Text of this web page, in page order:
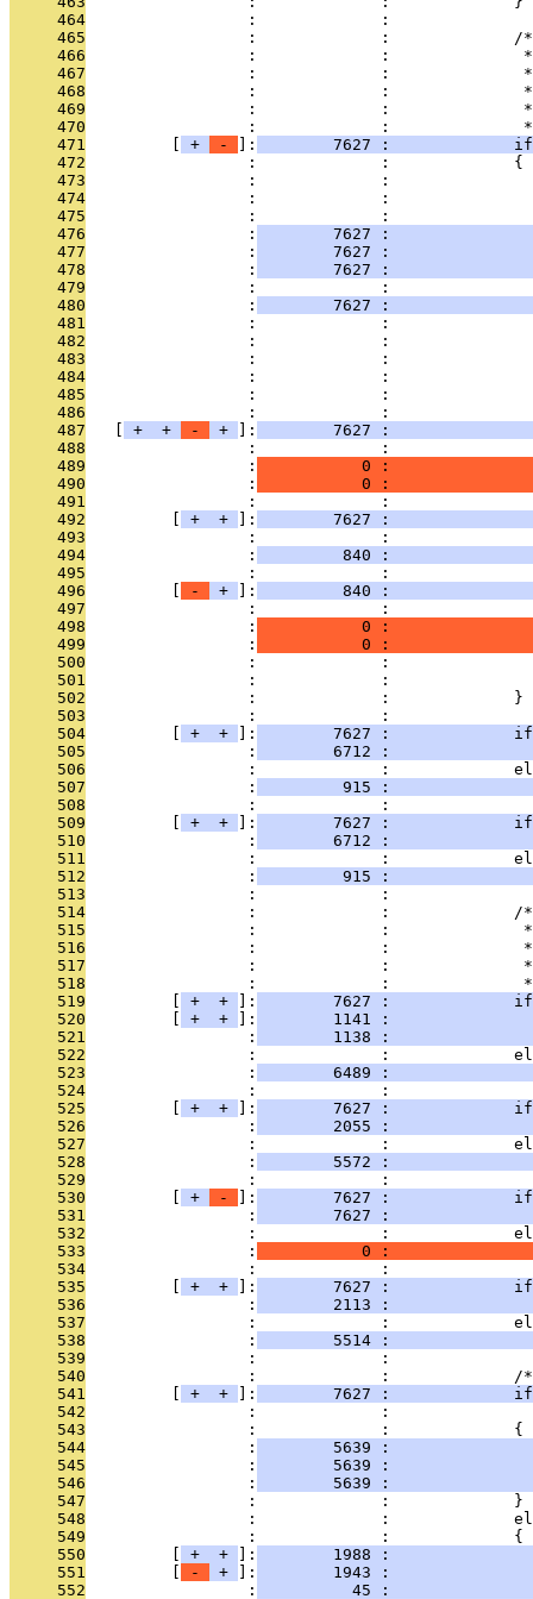
     464
                 :             :
     465
                 :             :             /*
     466
:             :
     467
:             :
     468
:             :
     469
:             :
     470
:             :
     471
+ - ]:
7627 :
     472
                 :             :             {
     473
:             :
     474
:             :
     475
                 :             :
     476
                 :
7627 :
     477
                 :
7627 :
     478
                 :
7627 :
     479
                 :             :
     480
                 :
7627 :
     481
                 :             :
     482
:             :
     483
:             :
     484
:             :
     485
:             :
     486
:             :
     487
+ + - + ]:
7627 :
     488
:             :
     489
                 :
0 :
     490
                 :
0 :
     491
:             :
     492
+ + ]:
7627 :
     493
:             :
     494
                 :
840 :
     495
                 :             :
     496
- + ]:
840 :
     497
:             :
     498
                 :
0 :
     499
                 :
0 :
     500
:             :
     501
:             :
     502
                 :             :             }
     503
                 :             :
     504
+ + ]:
7627 :
     505
                 :
6712 :
     506
:             :
     507
                 :
915 :
     508
                 :             :
     509
+ + ]:
7627 :
     510
                 :
6712 :
     511
:             :
     512
                 :
915 :
     513
                 :             :
     514
                 :             :             /*
     515
:             :
     516
:             :
     517
:             :
     518
:             :
     519
+ + ]:
7627 :
     520
+ + ]:
1141 :
     521
                 :
1138 :
     522
:             :
     523
                 :
6489 :
     524
                 :             :
     525
+ + ]:
7627 :
     526
                 :
2055 :
     527
:             :
     528
                 :
5572 :
     529
                 :             :
     530
+ - ]:
7627 :
     531
                 :
7627 :
     532
:             :
     533
                 :
0 :
     534
                 :             :
     535
+ + ]:
7627 :
     536
                 :
2113 :
     537
:             :
     538
                 :
5514 :
     539
                 :             :
     540
:             :
     541
+ + ]:
7627 :
     542
:             :
     543
                 :             :             {
     544
                 :
5639 :
     545
                 :
5639 :
     546
                 :
5639 :
     547
                 :             :             }
     548
:             :
     549
                 :             :             {
     550
+ + ]:
1988 :
     551
- + ]:
1943 :
     552
                 :
45 :